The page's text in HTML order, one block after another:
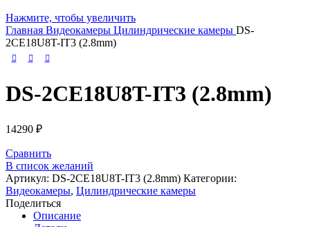
Нажмите, чтобы увеличить
Главная Видеокамеры Цилиндрические камеры DS-
2CE18U8T-IT3 (2.8mm)
DS-2CE18U8T-IT3 (2.8mm)
14290 ₽
Сравнить
В список желаний
Артикул: DS-2CE18U8T-IT3 (2.8mm) Категории:
Видеокамеры, Цилиндрические камеры
Поделиться
Описание